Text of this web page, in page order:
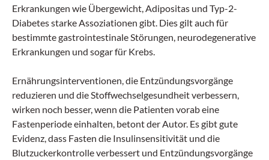
Erkrankungen wie Übergewicht, Adipositas und Typ-2-
Diabetes starke Assoziationen gibt. Dies gilt auch für
bestimmte gastrointestinale Störungen, neurodegenerative
Erkrankungen und sogar für Krebs.
Ernährungsinterventionen, die Entzündungsvorgänge
reduzieren und die Stoffwechselgesundheit verbessern,
wirken noch besser, wenn die Patienten vorab eine
Fastenperiode einhalten, betont der Autor. Es gibt gute
Evidenz, dass Fasten die Insulinsensitivität und die
Blutzuckerkontrolle verbessert und Entzündungsvorgänge